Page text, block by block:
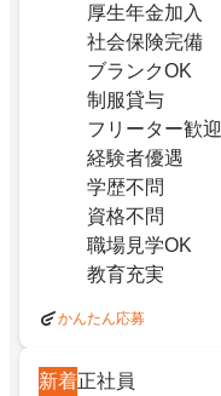
厚生年金加入
社会保険完備
ブランクOK
制服貸与
フリーター歓迎
経験者優遇
学歴不問
資格不問
職場見学OK
教育充実
かんたん応募
新着正社員